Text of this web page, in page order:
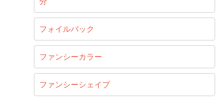
フォイルバック
ファンシーカラー
ファンシーシェイプ